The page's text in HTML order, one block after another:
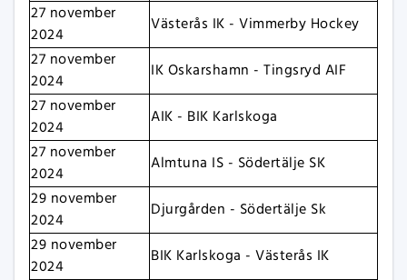
27 november
2024
Västerås IK - Vimmerby Hockey
27 november
2024
IK Oskarshamn - Tingsryd AIF
27 november
2024
AIK - BIK Karlskoga
27 november
2024
Almtuna IS - Södertälje SK
29 november
2024
Djurgården - Södertälje Sk
29 november
2024
BIK Karlskoga - Västerås IK